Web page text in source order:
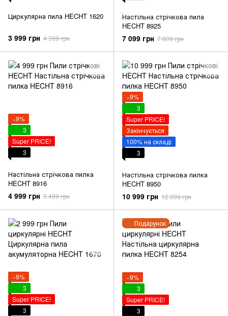
Циркулярна пила HECHT 1620
3 999 грн 4 399 грн
Настільна стрічкова пила
HECHT 8925
7 099 грн 7 809 грн
−9%
3
Super PRICE!
3
Настільна стрічкова пилка
HECHT 8916
4 999 грн 5 499 грн
−9%
3
Super PRICE!
Закінчується
100% на складі
3
Настільна стрічкова пилка
HECHT 8950
10 999 грн 12 099 грн
−9%
3
Super PRICE!
3
Подарунок
−9%
3
Super PRICE!
3